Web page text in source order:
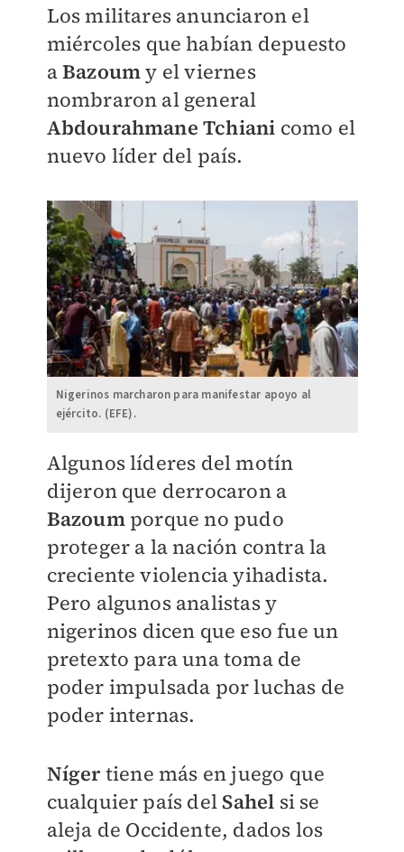
Los militares anunciaron el
miércoles que habían depuesto
aBazoumy el viernes
nombraron al general
Abdourahmane Tchiani como el
nuevo líder del país.
Nigerinos marcharon para manifestar apoyo al
ejército. (EFE).
Algunos líderes del motín
dijeron que derrocaron a
Bazoum porque no pudo
proteger a la nación contra la
creciente violencia yihadista.
Pero algunos analistas y
nigerinos dicen que eso fue un
pretexto para una toma de
poder impulsada por luchas de
poder internas.
Nígertiene más en juego que
cualquier país del Sahel si se
aleja de Occidente, dados los